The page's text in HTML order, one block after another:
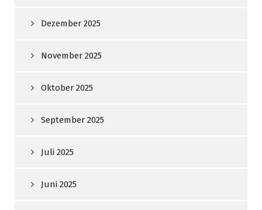
Dezember 2025
November 2025
Oktober 2025
September 2025
Juli 2025
Juni 2025